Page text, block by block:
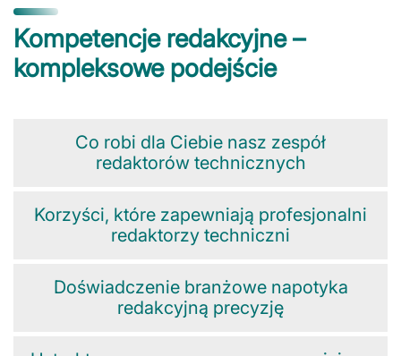
Kompetencje redakcyjne –
kompleksowe podejście
Co robi dla Ciebie nasz zespół
redaktorów technicznych
Korzyści, które zapewniają profesjonalni
redaktorzy techniczni
Doświadczenie branżowe napotyka
redakcyjną precyzję